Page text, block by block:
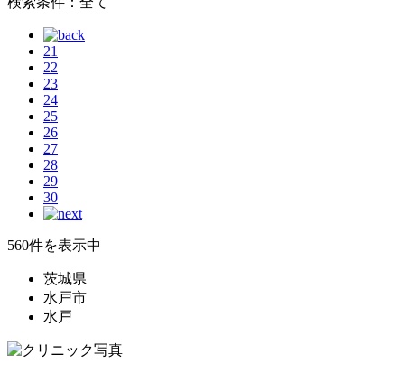
21
22
23
24
25
26
27
28
29
30
560件を表示中
茨城県
水戸市
水戸